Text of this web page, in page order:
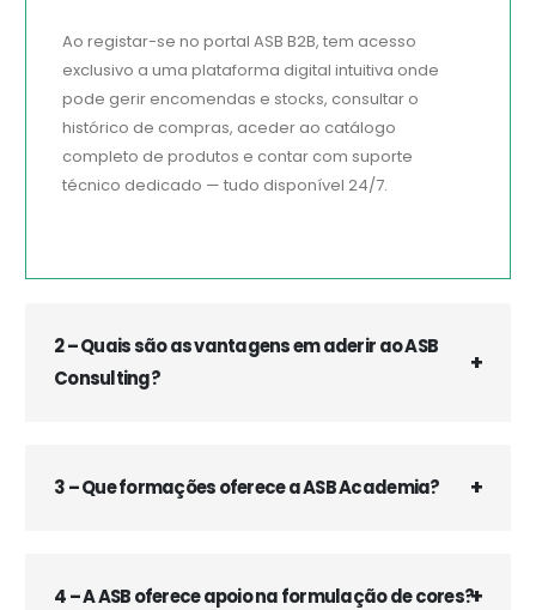
Ao registar-se no portal ASB B2B, tem acesso
exclusivo a uma plataforma digital intuitiva onde
pode gerir encomendas e stocks, consultar o
histórico de compras, aceder ao catálogo
completo de produtos e contar com suporte
técnico dedicado — tudo disponível 24/7.
2 – Quais são as vantagens em aderir ao ASB
Consulting?
3 – Que formações oferece a ASB Academia?
4 – A ASB oferece apoio na formulação de cores?